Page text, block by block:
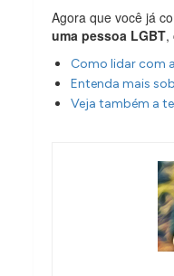
Agora que você já
uma pessoa LGBT,
Como lidar com
Entenda mais
Veja também a